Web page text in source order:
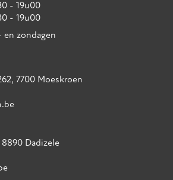
- 19u00
- 19u00
en zondagen
7700 Moeskroen
8890 Dadizele